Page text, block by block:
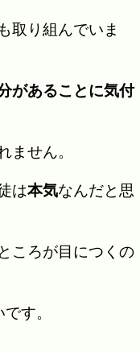
取り組んでいま
があることに気付
ません。
は本気なんだと思
ころが目につくの
す。